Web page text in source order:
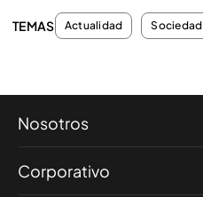
TEMAS Actualidad Sociedad
Nosotros
Corporativo